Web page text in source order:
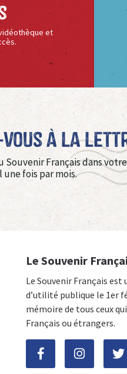
et
à La
Souvenir Français dans
une fois par mois.
Le Souvenir
Le Souvenir Français
d’utilité publique le 1er
mémoire de tous ceux
Français ou étrangers.